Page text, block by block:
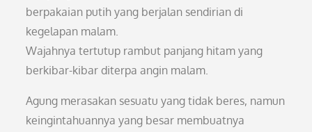
berpakaian putih yang berjalan sendirian di
kegelapan malam.
Wajahnya tertutup rambut panjang hitam yang
berkibar-kibar diterpa angin malam.
Agung merasakan sesuatu yang tidak beres, namun
keingintahuannya yang besar membuatnya